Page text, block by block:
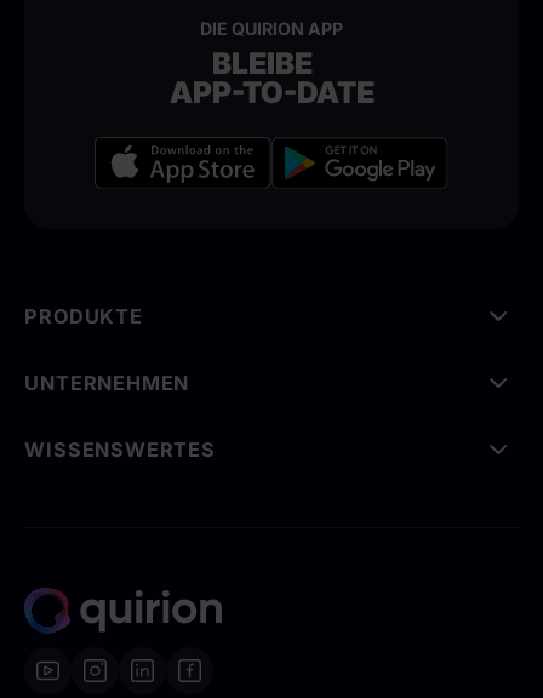
DIE QUIRION APP
BLEIBE
APP-TO-DATE
PRODUKTE
UNTERNEHMEN
WISSENSWERTES